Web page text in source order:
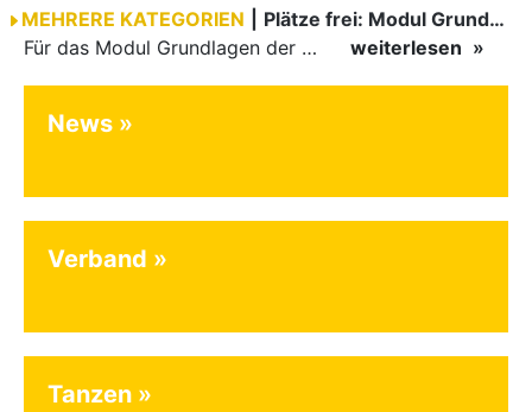
MEHRERE KATEGORIEN
Plätze frei: Modul Grundlagen
Für das Modul Grundlagen der Breitensportausbildung vom 10. bis 13. September an der Landessportschule Albstadt sind noch Plätze frei. Das Modul kann auch für den Lizenzerhalt (30 LE fachlich) genutzt…
weiterlesen
News
Verband
Tanzen